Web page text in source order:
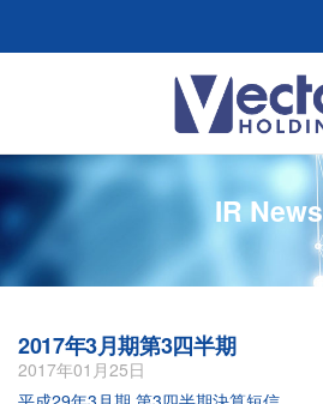
IR News
2017年3月期第3四半期
2017年01月25日